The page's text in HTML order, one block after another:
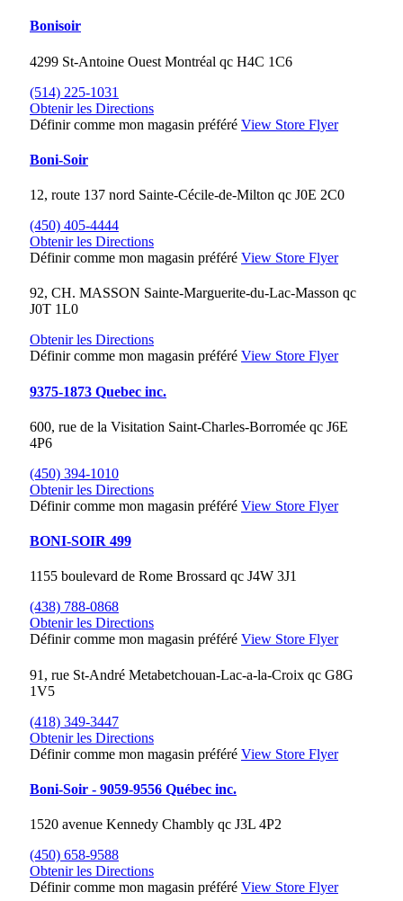
Bonisoir
4299 St-Antoine Ouest Montréal qc H4C 1C6
(514) 225-1031
Obtenir les Directions
Définir comme mon magasin préféré View Store Flyer
Boni-Soir
12, route 137 nord Sainte-Cécile-de-Milton qc J0E 2C0
(450) 405-4444
Obtenir les Directions
Définir comme mon magasin préféré View Store Flyer
92, CH. MASSON Sainte-Marguerite-du-Lac-Masson qc
J0T 1L0
Obtenir les Directions
Définir comme mon magasin préféré View Store Flyer
9375-1873 Quebec inc.
600, rue de la Visitation Saint-Charles-Borromée qc J6E
4P6
(450) 394-1010
Obtenir les Directions
Définir comme mon magasin préféré View Store Flyer
BONI-SOIR 499
1155 boulevard de Rome Brossard qc J4W 3J1
(438) 788-0868
Obtenir les Directions
Définir comme mon magasin préféré View Store Flyer
91, rue St-André Metabetchouan-Lac-a-la-Croix qc G8G
1V5
(418) 349-3447
Obtenir les Directions
Définir comme mon magasin préféré View Store Flyer
Boni-Soir - 9059-9556 Québec inc.
1520 avenue Kennedy Chambly qc J3L 4P2
(450) 658-9588
Obtenir les Directions
Définir comme mon magasin préféré View Store Flyer